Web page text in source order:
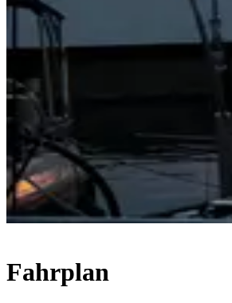
Fahrplan